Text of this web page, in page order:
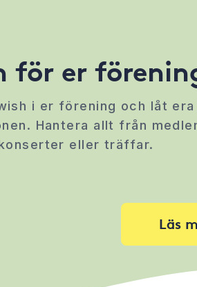
för er
i er förening och låt
Hantera allt från
eller träffar.
Läs